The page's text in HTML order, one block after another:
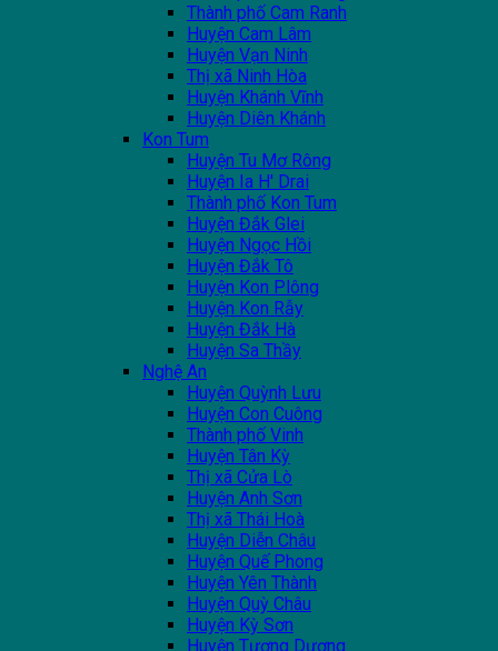
Thành phố Cam Ranh
Huyện Cam Lâm
Huyện Vạn Ninh
Thị xã Ninh Hòa
Huyện Khánh Vĩnh
Huyện Diên Khánh
Kon Tum
Huyện Tu Mơ Rông
Huyện Ia H' Drai
Thành phố Kon Tum
Huyện Đắk Glei
Huyện Ngọc Hồi
Huyện Đắk Tô
Huyện Kon Plông
Huyện Kon Rẫy
Huyện Đắk Hà
Huyện Sa Thầy
Nghệ An
Huyện Quỳnh Lưu
Huyện Con Cuông
Thành phố Vinh
Huyện Tân Kỳ
Thị xã Cửa Lò
Huyện Anh Sơn
Thị xã Thái Hoà
Huyện Diễn Châu
Huyện Quế Phong
Huyện Yên Thành
Huyện Quỳ Châu
Huyện Kỳ Sơn
Huyện Tương Dương